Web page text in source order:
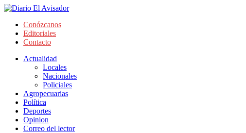
Conózcanos
Editoriales
Contacto
Actualidad
Locales
Nacionales
Policiales
Agropecuarias
Política
Deportes
Opinion
Correo del lector